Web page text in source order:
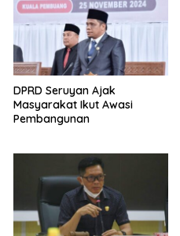
DPRD Seruyan Ajak
Masyarakat Ikut Awasi
Pembangunan